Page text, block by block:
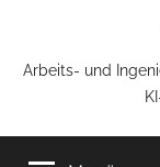
Arbeits- und